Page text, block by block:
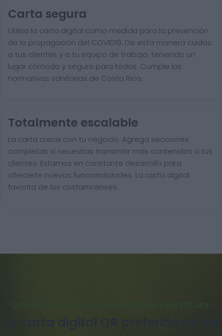
Carta segura
Utiliza la carta digital como medida para la prevención
de la propagación del COVID19. De esta manera cuidas
a tus clientes y a tu equipo de trabajo, teniendo un
lugar cómodo y seguro para todos. Cumple las
normativas sanitarias de Costa Rica.
Totalmente escalable
La carta crece con tu negocio. Agrega secciones
completas si necesitas transmitir más contenidos a tus
clientes. Estamos en constante desarrollo para
ofrecerte nuevas funcionalidades. La carta digital
favorita de los costarricenses.